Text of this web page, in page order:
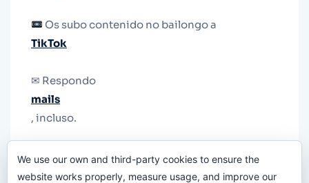
Os subo contenido no bailongo a
TikTok
✉ Respondo
mails
, incluso.
le quiten el teléfono.
We use our own and third-party cookies to ensure the
website works properly, measure usage, and improve our